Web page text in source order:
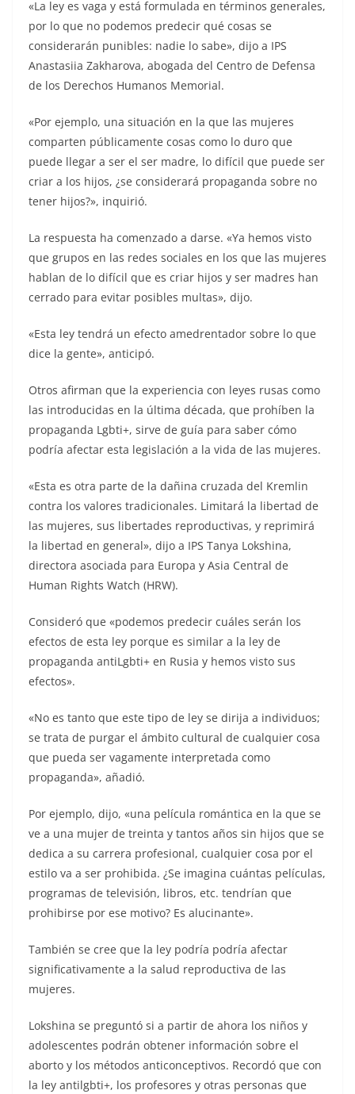
«La ley es vaga y está formulada en términos generales,
por lo que no podemos predecir qué cosas se
considerarán punibles: nadie lo sabe», dijo a IPS
Anastasiia Zakharova, abogada del Centro de Defensa
de los Derechos Humanos Memorial.
«Por ejemplo, una situación en la que las mujeres
comparten públicamente cosas como lo duro que
puede llegar a ser el ser madre, lo difícil que puede ser
criar a los hijos, ¿se considerará propaganda sobre no
tener hijos?», inquirió.
La respuesta ha comenzado a darse. «Ya hemos visto
que grupos en las redes sociales en los que las mujeres
hablan de lo difícil que es criar hijos y ser madres han
cerrado para evitar posibles multas», dijo.
«Esta ley tendrá un efecto amedrentador sobre lo que
dice la gente», anticipó.
Otros afirman que la experiencia con leyes rusas como
las introducidas en la última década, que prohíben la
propaganda Lgbti+, sirve de guía para saber cómo
podría afectar esta legislación a la vida de las mujeres.
«Esta es otra parte de la dañina cruzada del Kremlin
contra los valores tradicionales. Limitará la libertad de
las mujeres, sus libertades reproductivas, y reprimirá
la libertad en general», dijo a IPS Tanya Lokshina,
directora asociada para Europa y Asia Central de
Human Rights Watch (HRW).
Consideró que «podemos predecir cuáles serán los
efectos de esta ley porque es similar a la ley de
propaganda antiLgbti+ en Rusia y hemos visto sus
efectos».
«No es tanto que este tipo de ley se dirija a individuos;
se trata de purgar el ámbito cultural de cualquier cosa
que pueda ser vagamente interpretada como
propaganda», añadió.
Por ejemplo, dijo, «una película romántica en la que se
ve a una mujer de treinta y tantos años sin hijos que se
dedica a su carrera profesional, cualquier cosa por el
estilo va a ser prohibida. ¿Se imagina cuántas películas,
programas de televisión, libros, etc. tendrían que
prohibirse por ese motivo? Es alucinante».
También se cree que la ley podría podría afectar
significativamente a la salud reproductiva de las
mujeres.
Lokshina se preguntó si a partir de ahora los niños y
adolescentes podrán obtener información sobre el
aborto y los métodos anticonceptivos. Recordó que con
la ley antilgbti+, los profesores y otras personas que